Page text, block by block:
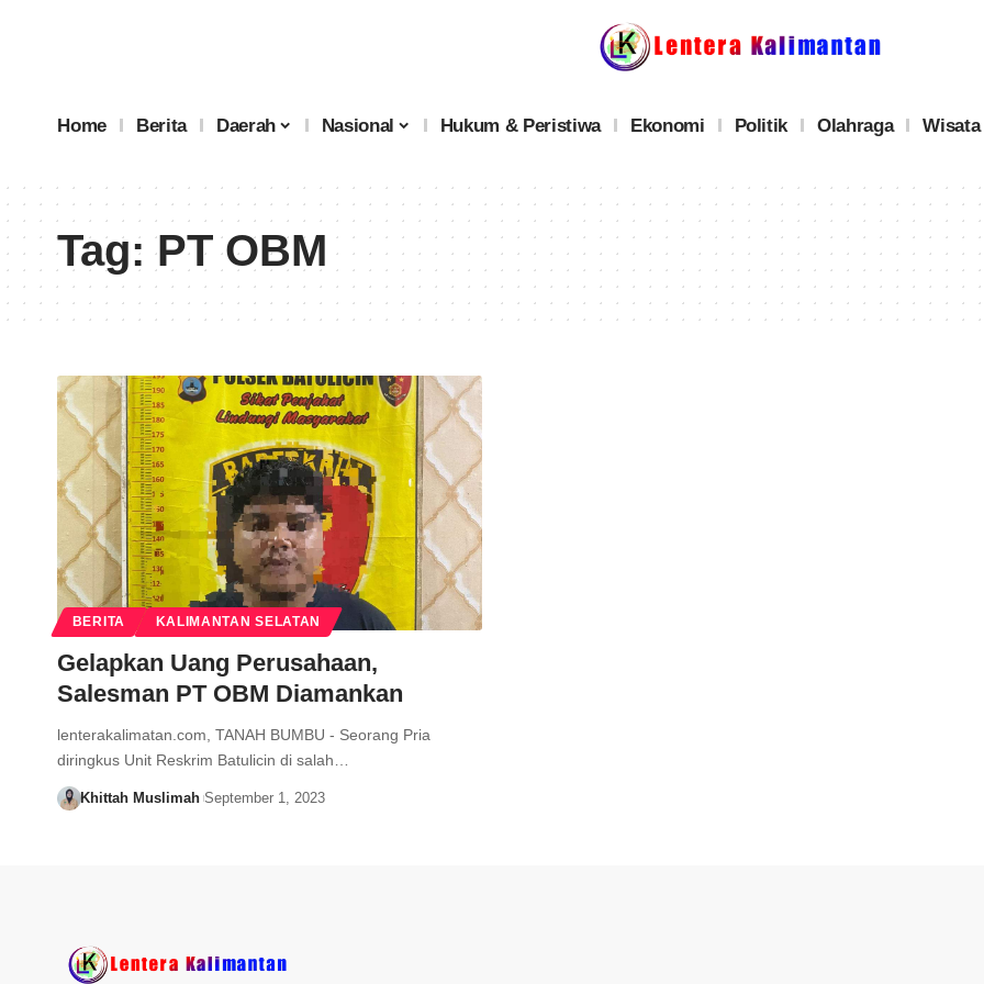
Home Berita Daerah Nasional Hukum & Peristiwa Ekonomi Politik Olahraga Wisata
Tag:PT OBM
BERITA KALIMANTAN SELATAN
Gelapkan Uang Perusahaan,
Salesman PT OBM Diamankan
lenterakalimatan.com, TANAH BUMBU - Seorang Pria
diringkus Unit Reskrim Batulicin di salah…
Khittah Muslimah September 1, 2023